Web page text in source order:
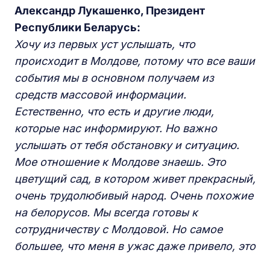
Александр Лукашенко, Президент
Республики Беларусь:
Хочу из первых уст услышать, что
происходит в Молдове, потому что все ваши
события мы в основном получаем из
средств массовой информации.
Естественно, что есть и другие люди,
которые нас информируют. Но важно
услышать от тебя обстановку и ситуацию.
Мое отношение к Молдове знаешь. Это
цветущий сад, в котором живет прекрасный,
очень трудолюбивый народ. Очень похожие
на белорусов. Мы всегда готовы к
сотрудничеству с Молдовой. Но самое
большее, что меня в ужас даже привело, это